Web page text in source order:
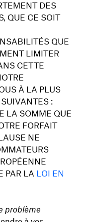
DES
QUE CE SOIT
QUE
LIMITER
CETTE
À LA PLUS
:
LA SOMME QUE
FORFAIT
NE
PAR LA LOI EN
problème